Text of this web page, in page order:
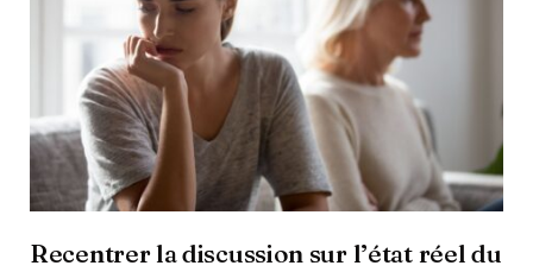
Recentrer la discussion sur l’état réel du